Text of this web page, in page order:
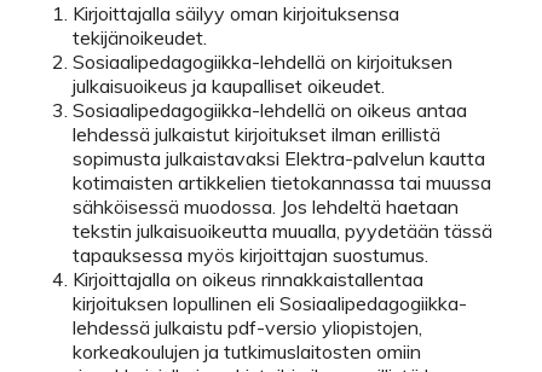
Kirjoittajalla säilyy oman kirjoituksensa
tekijänoikeudet.
Sosiaalipedagogiikka-lehdellä on kirjoituksen
julkaisuoikeus ja kaupalliset oikeudet.
Sosiaalipedagogiikka-lehdellä on oikeus antaa
lehdessä julkaistut kirjoitukset ilman erillistä
sopimusta julkaistavaksi Elektra-palvelun kautta
kotimaisten artikkelien tietokannassa tai muussa
sähköisessä muodossa. Jos lehdeltä haetaan
tekstin julkaisuoikeutta muualla, pyydetään tässä
tapauksessa myös kirjoittajan suostumus.
Kirjoittajalla on oikeus rinnakkaistallentaa
kirjoituksen lopullinen eli Sosiaalipedagogiikka-
lehdessä julkaistu pdf-versio yliopistojen,
korkeakoulujen ja tutkimuslaitosten omiin